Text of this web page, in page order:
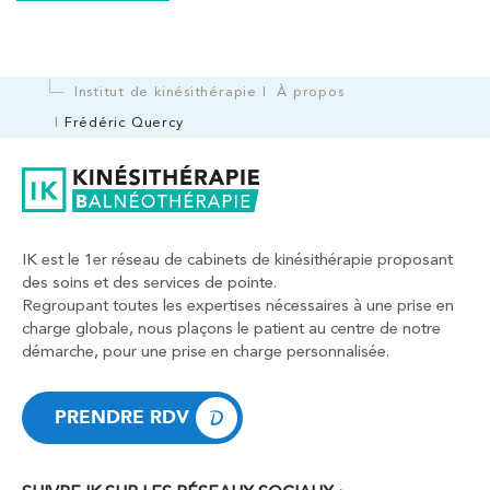
Institut de kinésithérapie
À propos
Frédéric Quercy
IK est le 1er réseau de cabinets de kinésithérapie proposant
des soins et des services de pointe.
Regroupant toutes les expertises nécessaires à une prise en
charge globale, nous plaçons le patient au centre de notre
démarche, pour une prise en charge personnalisée.
PRENDRE RDV
PRENDRE RDV
IK Bois Colombes – 92
1 Rue Mertens 92600 Bois-Colombes
1 Rue Mertens 92600 Bois-Colombes
01 43 50 50 81
PRENDRE RDV
PRENDRE RDV